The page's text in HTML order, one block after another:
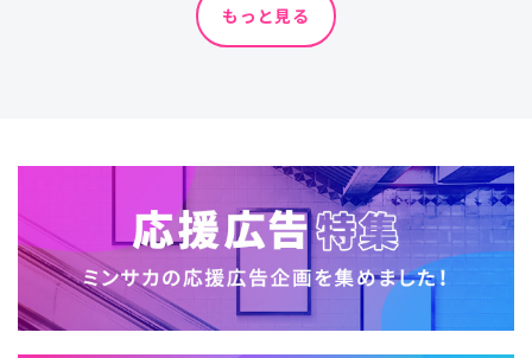
もっと見る